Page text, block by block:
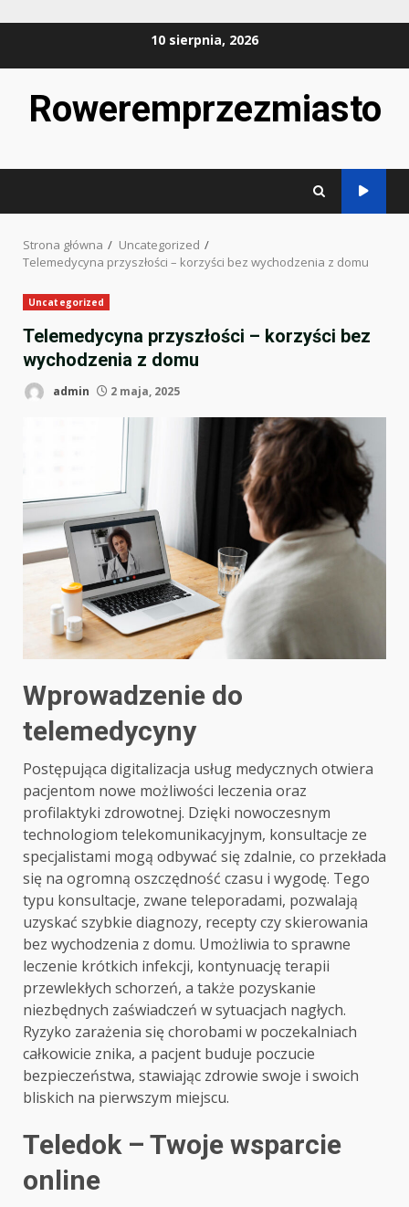
10 sierpnia, 2026
Roweremprzezmiasto
Strona główna
Uncategorized
Telemedycyna przyszłości – korzyści bez wychodzenia z domu
Uncategorized
Telemedycyna przyszłości – korzyści bez
wychodzenia z domu
admin 2 maja, 2025
Wprowadzenie do
telemedycyny
Postępująca digitalizacja usług medycznych otwiera
pacjentom nowe możliwości leczenia oraz
profilaktyki zdrowotnej. Dzięki nowoczesnym
technologiom telekomunikacyjnym, konsultacje ze
specjalistami mogą odbywać się zdalnie, co przekłada
się na ogromną oszczędność czasu i wygodę. Tego
typu konsultacje, zwane teleporadami, pozwalają
uzyskać szybkie diagnozy, recepty czy skierowania
bez wychodzenia z domu. Umożliwia to sprawne
leczenie krótkich infekcji, kontynuację terapii
przewlekłych schorzeń, a także pozyskanie
niezbędnych zaświadczeń w sytuacjach nagłych.
Ryzyko zarażenia się chorobami w poczekalniach
całkowicie znika, a pacjent buduje poczucie
bezpieczeństwa, stawiając zdrowie swoje i swoich
bliskich na pierwszym miejscu.
Teledok – Twoje wsparcie
online